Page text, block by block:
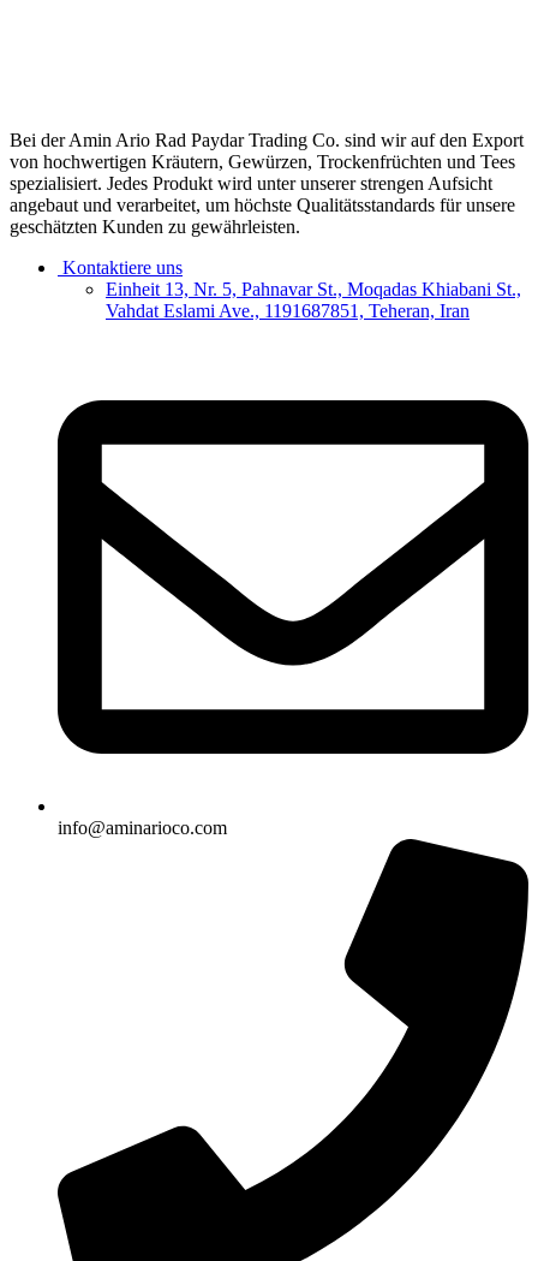
Bei der Amin Ario Rad Paydar Trading Co. sind wir auf den Export
von hochwertigen Kräutern, Gewürzen, Trockenfrüchten und Tees
spezialisiert. Jedes Produkt wird unter unserer strengen Aufsicht
angebaut und verarbeitet, um höchste Qualitätsstandards für unsere
geschätzten Kunden zu gewährleisten.
Kontaktiere uns
Einheit 13, Nr. 5, Pahnavar St., Moqadas Khiabani St.,
Vahdat Eslami Ave., 1191687851, Teheran, Iran
info@aminarioco.com